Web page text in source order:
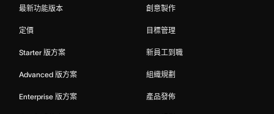
最新功能版本
定價
Starter 版方案
Advanced 版方案
Enterprise 版方案
創意製作
目標管理
新員工到職
組織規劃
產品發佈